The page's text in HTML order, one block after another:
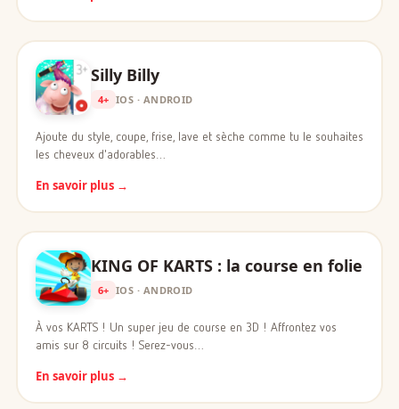
Silly Billy
4+ IOS · ANDROID
Ajoute du style, coupe, frise, lave et sèche comme tu le souhaites
les cheveux d'adorables…
En savoir plus →
KING OF KARTS : la course en folie
6+ IOS · ANDROID
À vos KARTS ! Un super jeu de course en 3D ! Affrontez vos
amis sur 8 circuits ! Serez-vous…
En savoir plus →